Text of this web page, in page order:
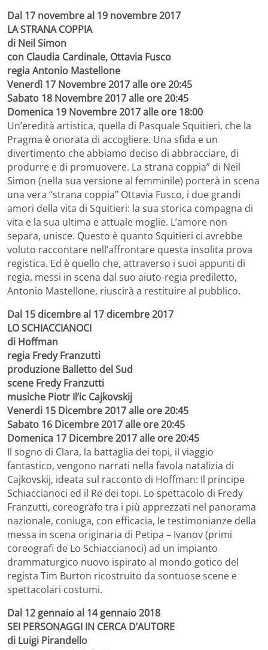
Dal 17 novembre al 19 novembre 2017
LA STRANA COPPIA
di Neil Simon
con Claudia Cardinale, Ottavia Fusco
regia Antonio Mastellone
Venerdì 17 Novembre 2017 alle ore 20:45
Sabato 18 Novembre 2017 alle ore 20:45
Domenica 19 Novembre 2017 alle ore 18:00
Un’eredità artistica, quella di Pasquale Squitieri, che la
Pragma è onorata di accogliere. Una sfida e un
divertimento che abbiamo deciso di abbracciare, di
produrre e di promuovere. La strana coppia” di Neil
Simon (nella sua versione al femminile) porterà in scena
una vera “strana coppia” Ottavia Fusco, i due grandi
amori della vita di Squitieri: la sua storica compagna di
vita e la sua ultima e attuale moglie. L’amore non
separa, unisce. Questo è quanto Squitieri ci avrebbe
voluto raccontare nell’affrontare questa insolita prova
registica. Ed è quello che, attraverso i suoi appunti di
regia, messi in scena dal suo aiuto-regia prediletto,
Antonio Mastellone, riuscirà a restituire al pubblico.
Dal 15 dicembre al 17 dicembre 2017
LO SCHIACCIANOCI
di Hoffman
regia Fredy Franzutti
produzione Balletto del Sud
scene Fredy Franzutti
musiche Piotr Il’ic Cajkovskij
Venerdi 15 Dicembre 2017 alle ore 20:45
Sabato 16 Dicembre 2017 alle ore 20:45
Domenica 17 Dicembre 2017 alle ore 20:45
Il sogno di Clara, la battaglia dei topi, il viaggio
fantastico, vengono narrati nella favola natalizia di
Cajkovskij, ideata sul racconto di Hoffman: Il principe
Schiaccianoci ed il Re dei topi. Lo spettacolo di Fredy
Franzutti, coreografo tra i più apprezzati nel panorama
nazionale, coniuga, con efficacia, le testimonianze della
messa in scena originaria di Petipa – Ivanov (primi
coreografi de Lo Schiaccianoci) ad un impianto
drammaturgico nuovo ispirato al mondo gotico del
regista Tim Burton ricostruito da sontuose scene e
spettacolari costumi.
Dal 12 gennaio al 14 gennaio 2018
SEI PERSONAGGI IN CERCA D’AUTORE
di Luigi Pirandello